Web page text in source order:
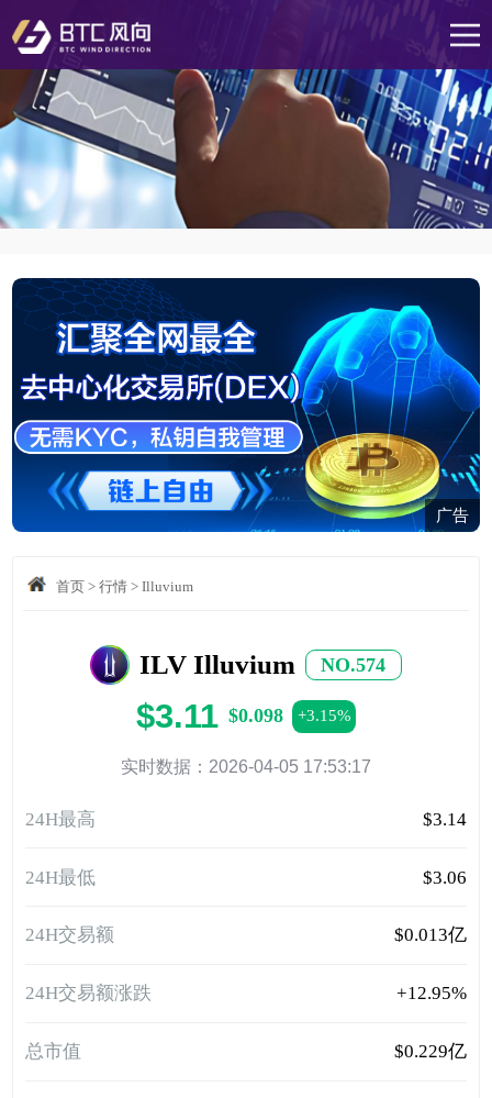
广告
首页> 行情> Illuvium
ILV Illuvium NO.574
$3.11 $0.098 +3.15%
实时数据：2026-04-05 17:53:17
24H最高 $3.14
24H最低 $3.06
24H交易额 $0.013亿
24H交易额涨跌 +12.95%
总市值 $0.229亿